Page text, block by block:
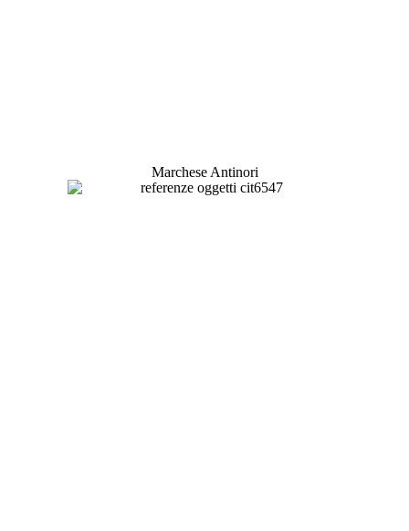
Marchese Antinori